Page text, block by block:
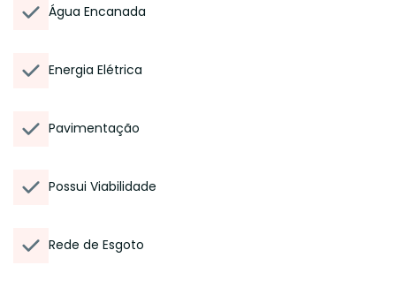
Água Encanada
Energia Elétrica
Pavimentação
Possui Viabilidade
Rede de Esgoto